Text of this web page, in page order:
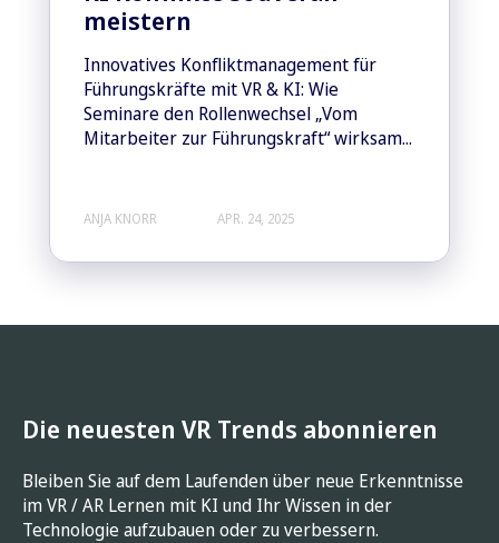
meistern
Innovatives Konfliktmanagement für
Führungskräfte mit VR & KI: Wie
Seminare den Rollenwechsel „Vom
Mitarbeiter zur Führungskraft“ wirksam...
ANJA KNORR APR. 24, 2025
Die neuesten VR Trends abonnieren
Bleiben Sie auf dem Laufenden über neue Erkenntnisse
im VR / AR Lernen mit KI und Ihr Wissen in der
Technologie aufzubauen oder zu verbessern.